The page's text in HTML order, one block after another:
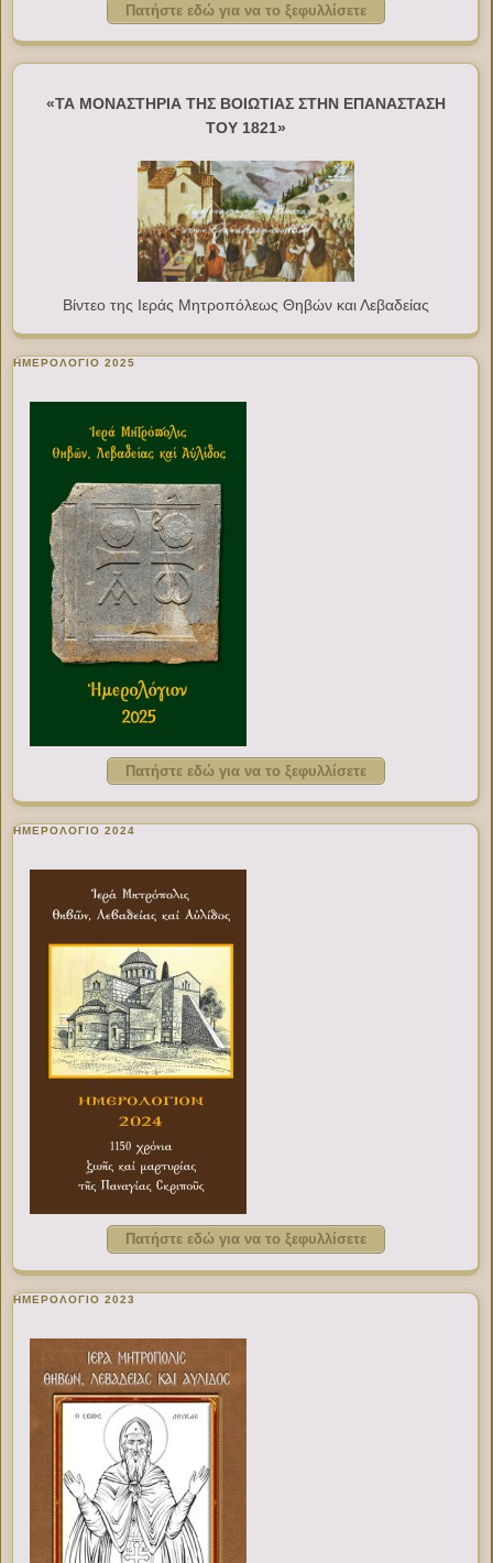
Πατήστε εδώ για να το ξεφυλλίσετε
«ΤΑ ΜΟΝΑΣΤΗΡΙΑ ΤΗΣ ΒΟΙΩΤΙΑΣ ΣΤΗΝ ΕΠΑΝΑΣΤΑΣΗ
ΤΟΥ 1821»
Βίντεο της Ιεράς Μητροπόλεως Θηβών και Λεβαδείας
ΗΜΕΡΟΛΟΓΙΟ 2025
Πατήστε εδώ για να το ξεφυλλίσετε
ΗΜΕΡΟΛΟΓΙΟ 2024
Πατήστε εδώ για να το ξεφυλλίσετε
ΗΜΕΡΟΛΟΓΙΟ 2023